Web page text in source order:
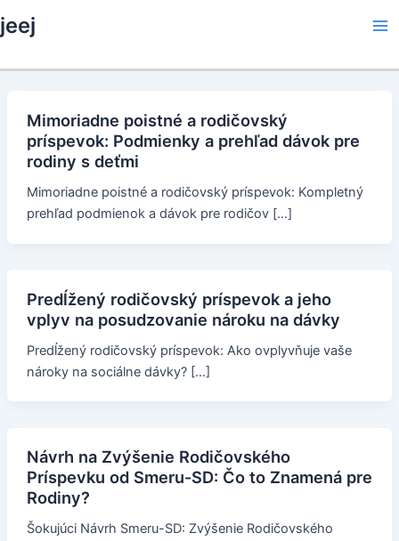
to
jeej
Mimoriadne poistné a rodičovský
príspevok: Podmienky a prehľad dávok pre
rodiny s deťmi
Mimoriadne poistné a rodičovský príspevok: Kompletný
prehľad podmienok a dávok pre rodičov […]
Predĺžený rodičovský príspevok a jeho
vplyv na posudzovanie nároku na dávky
Predĺžený rodičovský príspevok: Ako ovplyvňuje vaše
nároky na sociálne dávky? […]
Návrh na Zvýšenie Rodičovského
Príspevku od Smeru-SD: Čo to Znamená pre
Rodiny?
Šokujúci Návrh Smeru-SD: Zvýšenie Rodičovského